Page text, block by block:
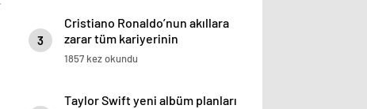
3
Cristiano Ronaldo’nun akıllara
zarar tüm kariyerinin
istatistiğini çıkardık !
1857 kez okundu
Taylor Swift yeni albüm planları